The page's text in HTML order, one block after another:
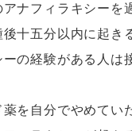
ナフィラキシーを
十五分以内に起き
の経験がある人は
を自分でやめてい